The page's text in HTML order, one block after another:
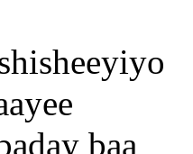
baa